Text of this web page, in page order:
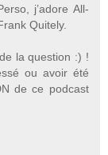
j’adore All-
Quitely.
la question :) !
ou avoir été
de ce podcast